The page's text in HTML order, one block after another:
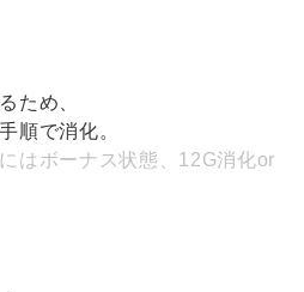
ため、
順で消化。
はボーナス状態、12G消化or